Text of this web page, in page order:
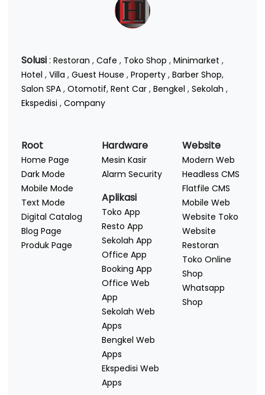
Solusi: Restoran , Cafe , Toko Shop , Minimarket ,
Hotel , Villa , Guest House , Property , Barber Shop,
Salon SPA , Otomotif, Rent Car , Bengkel , Sekolah ,
Ekspedisi , Company
Root
Home Page
Dark Mode
Mobile Mode
Text Mode
Digital Catalog
Blog Page
Produk Page
Hardware
Mesin Kasir
Alarm Security
Aplikasi
Toko App
Resto App
Sekolah App
Office App
Booking App
Office Web
App
Sekolah Web
Apps
Bengkel Web
Apps
Ekspedisi Web
Apps
Website
Modern Web
Headless CMS
Flatfile CMS
Mobile Web
Website Toko
Website
Restoran
Toko Online
Shop
Whatsapp
Shop